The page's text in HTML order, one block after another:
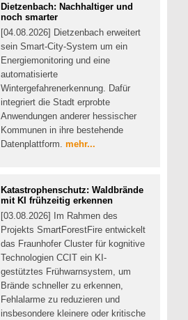
Dietzenbach: Nachhaltiger und
noch smarter
[04.08.2026] Dietzenbach erweitert
sein Smart-City-System um ein
Energiemonitoring und eine
automatisierte
Wintergefahrenerkennung. Dafür
integriert die Stadt erprobte
Anwendungen anderer hessischer
Kommunen in ihre bestehende
Datenplattform. mehr...
Katastrophenschutz: Waldbrände
mit KI frühzeitig erkennen
[03.08.2026] Im Rahmen des
Projekts SmartForestFire entwickelt
das Fraunhofer Cluster für kognitive
Technologien CCIT ein KI-
gestütztes Frühwarnsystem, um
Brände schneller zu erkennen,
Fehlalarme zu reduzieren und
insbesondere kleinere oder kritische